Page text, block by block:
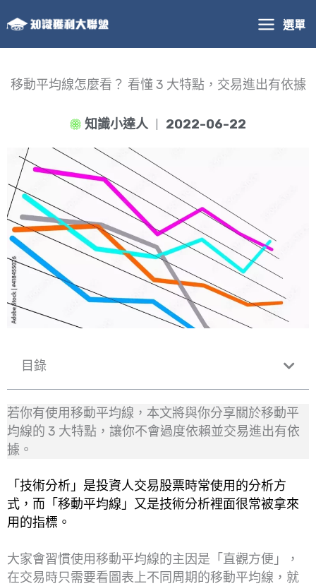
至
主
內
選單
移動平均線怎麼看？ 看懂 3 大特點，交易進出有依據
知識小達人 2022-06-22
目錄
若你有使用移動平均線，本文將與你分享關於移動平
均線的 3 大特點，讓你不會過度依賴並交易進出有依
據。
「技術分析」是投資人交易股票時常使用的分析方
式，而「移動平均線」又是技術分析裡面很常被拿來
用的指標。
大家會習慣使用移動平均線的主因是「直觀方便」，
在交易時只需要看圖表上不同周期的移動平均線，就